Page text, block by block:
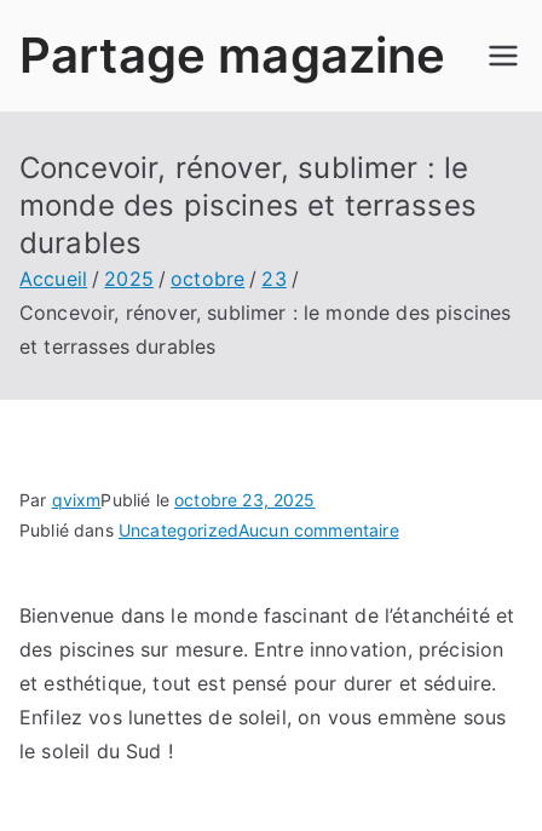
Partage magazine
Concevoir, rénover, sublimer : le
monde des piscines et terrasses
durables
Accueil 2025 octobre
23
Concevoir, rénover, sublimer : le monde des piscines
et terrasses durables
Par qvixmPublié leoctobre 23, 2025
Publié dans UncategorizedAucun commentairesur
sublimer
:
le
monde
Bienvenue dans le monde fascinant de l’étanchéité et
des piscines sur mesure. Entre innovation, précision
et esthétique, tout est pensé pour durer et séduire.
Enfilez vos lunettes de soleil, on vous emmène sous
le soleil du Sud !